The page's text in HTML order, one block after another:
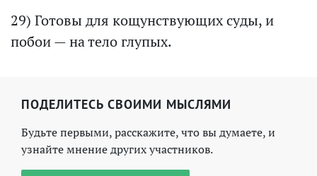
29) Готовы для кощунствующих суды, и
побои — на тело глупых.
ПОДЕЛИТЕСЬ СВОИМИ МЫСЛЯМИ
Будьте первыми, расскажите, что вы думаете, и
узнайте мнение других участников.